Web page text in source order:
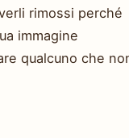
rimossi perché
immagine
qualcuno che